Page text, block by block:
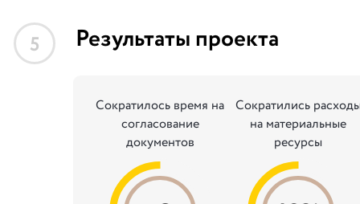
5 Результаты проекта
Сократилось время на
согласование
документов
Сократились
на материальные
ресурсы